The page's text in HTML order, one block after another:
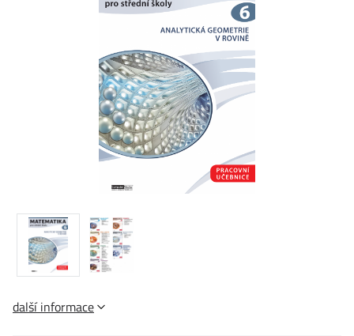
další informace